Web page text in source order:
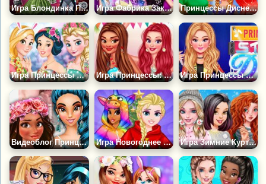
Игра Блондинка Принцесса Приключение Кинозвезды Игра Фабрика Заклинаний Таро Принцессы Диснея: 12 Дней Рождества
Игра Принцессы в Ожидании Пасхи Игра Принцессы: Воспоминание о Гавайях Игра Принцессы Сценические Дивы
Видеоблог Принцесс: Скоро Весна! Игра Новогоднее Кигуруми для Принцесс Игра Зимние Куртки для Принцесс